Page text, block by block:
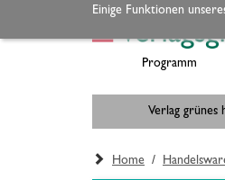
Einige Funktionen
Verlag grünes
Programm
Home /